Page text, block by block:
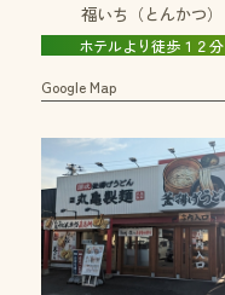
福いち（とんかつ）
ホテルより徒歩１２分
Google Map